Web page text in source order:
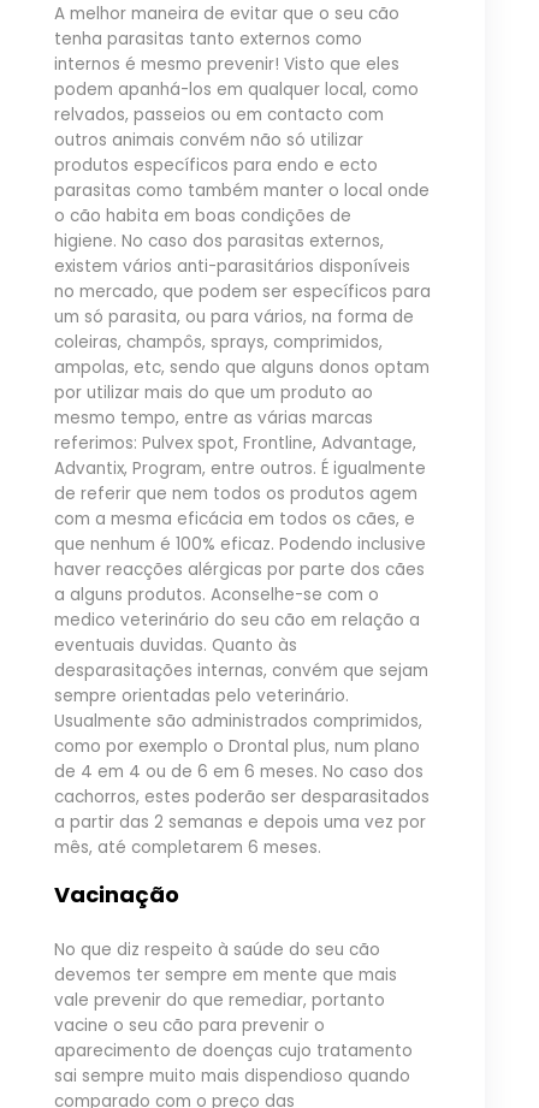
A melhor maneira de evitar que o seu cão
tenha parasitas tanto externos como
internos é mesmo prevenir! Visto que eles
podem apanhá-los em qualquer local, como
relvados, passeios ou em contacto com
outros animais convém não só utilizar
produtos específicos para endo e ecto
parasitas como também manter o local onde
o cão habita em boas condições de
higiene. No caso dos parasitas externos,
existem vários anti-parasitários disponíveis
no mercado, que podem ser específicos para
um só parasita, ou para vários, na forma de
coleiras, champôs, sprays, comprimidos,
ampolas, etc, sendo que alguns donos optam
por utilizar mais do que um produto ao
mesmo tempo, entre as várias marcas
referimos: Pulvex spot, Frontline, Advantage,
Advantix, Program, entre outros. É igualmente
de referir que nem todos os produtos agem
com a mesma eficácia em todos os cães, e
que nenhum é 100% eficaz. Podendo inclusive
haver reacções alérgicas por parte dos cães
a alguns produtos. Aconselhe-se com o
medico veterinário do seu cão em relação a
eventuais duvidas. Quanto às
desparasitações internas, convém que sejam
sempre orientadas pelo veterinário.
Usualmente são administrados comprimidos,
como por exemplo o Drontal plus, num plano
de 4 em 4 ou de 6 em 6 meses. No caso dos
cachorros, estes poderão ser desparasitados
a partir das 2 semanas e depois uma vez por
mês, até completarem 6 meses.
Vacinação
No que diz respeito à saúde do seu cão
devemos ter sempre em mente que mais
vale prevenir do que remediar, portanto
vacine o seu cão para prevenir o
aparecimento de doenças cujo tratamento
sai sempre muito mais dispendioso quando
comparado com o preço das